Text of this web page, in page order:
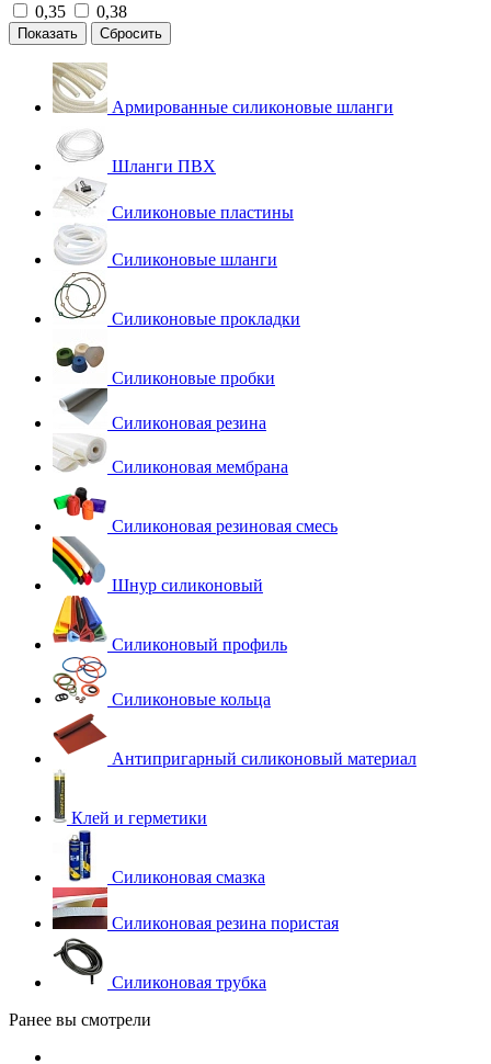
0,35
0,38
Сбросить
Армированные силиконовые шланги
Шланги ПВХ
Силиконовые пластины
Силиконовые шланги
Силиконовые прокладки
Силиконовые пробки
Силиконовая резина
Силиконовая мембрана
Силиконовая резиновая смесь
Шнур силиконовый
Силиконовый профиль
Силиконовые кольца
Антипригарный силиконовый материал
Клей и герметики
Силиконовая смазка
Силиконовая резина пористая
Силиконовая трубка
Ранее вы смотрели